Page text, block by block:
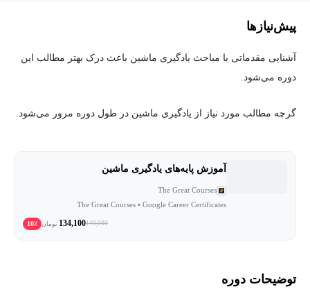
پیش‌نیاز‌ها
آشنایی مقدماتی با مباحث یادگیری ماشین باعث درک بهتر مطالب این
دوره می‌شود.
گرچه مطالب مورد نیاز از یادگیری ماشین در طول دوره مرور می‌شود.
آموزش پایه‌های یادگیری ماشین
The Great Courses
The Great Courses • Google Career Certificates
149,000
134,100 تومان 10٪
توضیحات دوره